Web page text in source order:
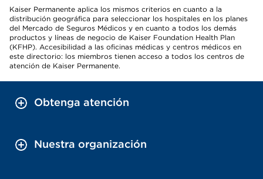
Kaiser Permanente aplica los mismos criterios en cuanto a la
distribución geográfica para seleccionar los hospitales en los planes
del Mercado de Seguros Médicos y en cuanto a todos los demás
productos y líneas de negocio de Kaiser Foundation Health Plan
(KFHP). Accesibilidad a las oficinas médicas y centros médicos en
este directorio: los miembros tienen acceso a todos los centros de
atención de Kaiser Permanente.
Obtenga atención
Nuestra organización